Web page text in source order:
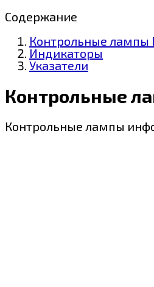
Содержание
Контрольные лампы
Индикаторы
Указатели
Контрольные
Контрольные лампы